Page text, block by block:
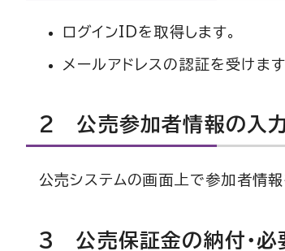
ログインIDを取得します。
メールアドレスの認証を受けます
2 公売参加者情報の入力
公売システムの画面上で参加者情報
3 公売保証金の納付・必